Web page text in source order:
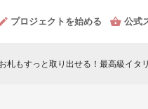
プロジェクトを始める 公式
札もすっと取り出せる！最高級イタ